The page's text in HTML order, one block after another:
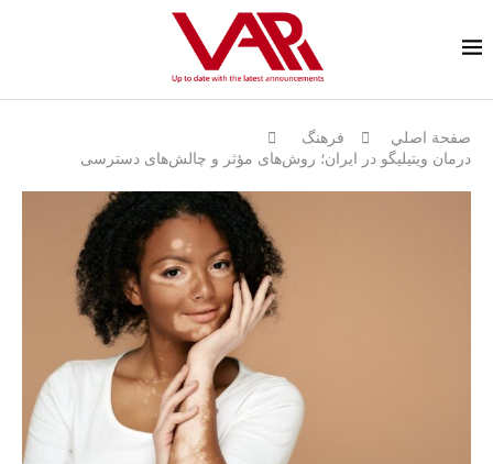
صفحة اصلي
فرهنگ
درمان ویتیلیگو در ایران؛ روش‌های مؤثر و چالش‌های دسترسی